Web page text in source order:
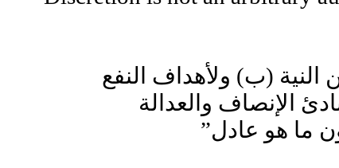
(ب) ولأهداف النفع
الإنصاف والعدالة
ما هو عادل”